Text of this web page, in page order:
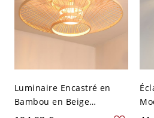
Luminaire Encastré en
Bambou en Beige
Plafonnier Asiatique
en